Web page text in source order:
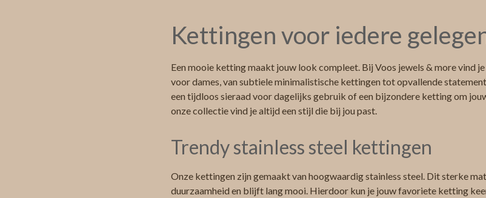
Kettingen voor iedere
Een mooie ketting maakt jouw look compleet. Bij Voos jewels & more vind
voor dames, van subtiele minimalistische kettingen tot opvallende
een tijdloos sieraad voor dagelijks gebruik of een bijzondere ketting om
onze collectie vind je altijd een stijl die bij jou past.
Trendy stainless steel kettingen
Onze kettingen zijn gemaakt van hoogwaardig stainless steel. Dit sterke
duurzaamheid en blijft lang mooi. Hierdoor kun je jouw favoriete ketting